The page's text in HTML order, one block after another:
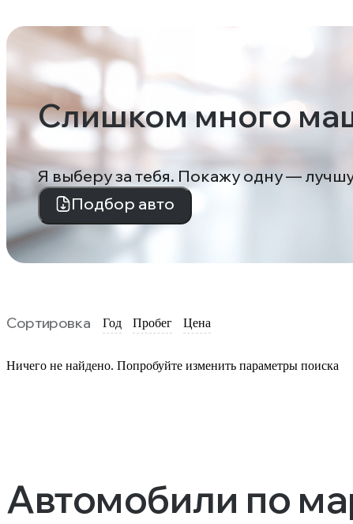
Слишком много
Я выберу за тебя. Покажу одну —
Подбор авто
Сортировка Год Пробег Цена
Ничего не найдено. Попробуйте изменить параметры поиска
Автомобили по